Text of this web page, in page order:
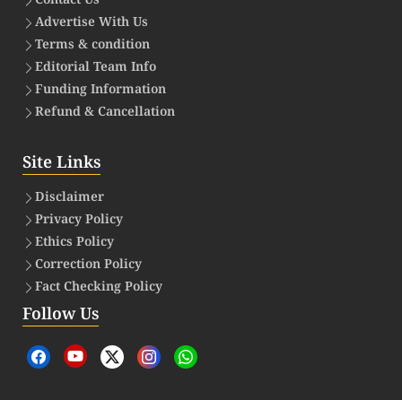
Advertise With Us
Terms & condition
Editorial Team Info
Funding Information
Refund & Cancellation
Site Links
Disclaimer
Privacy Policy
Ethics Policy
Correction Policy
Fact Checking Policy
Follow Us